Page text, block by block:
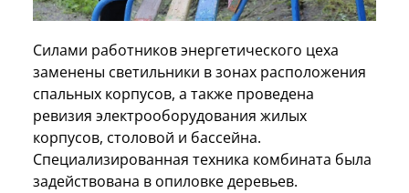
Силами работников энергетического цеха
заменены светильники в зонах расположения
спальных корпусов, а также проведена
ревизия электрооборудования жилых
корпусов, столовой и бассейна.
Специализированная техника комбината была
задействована в опиловке деревьев.